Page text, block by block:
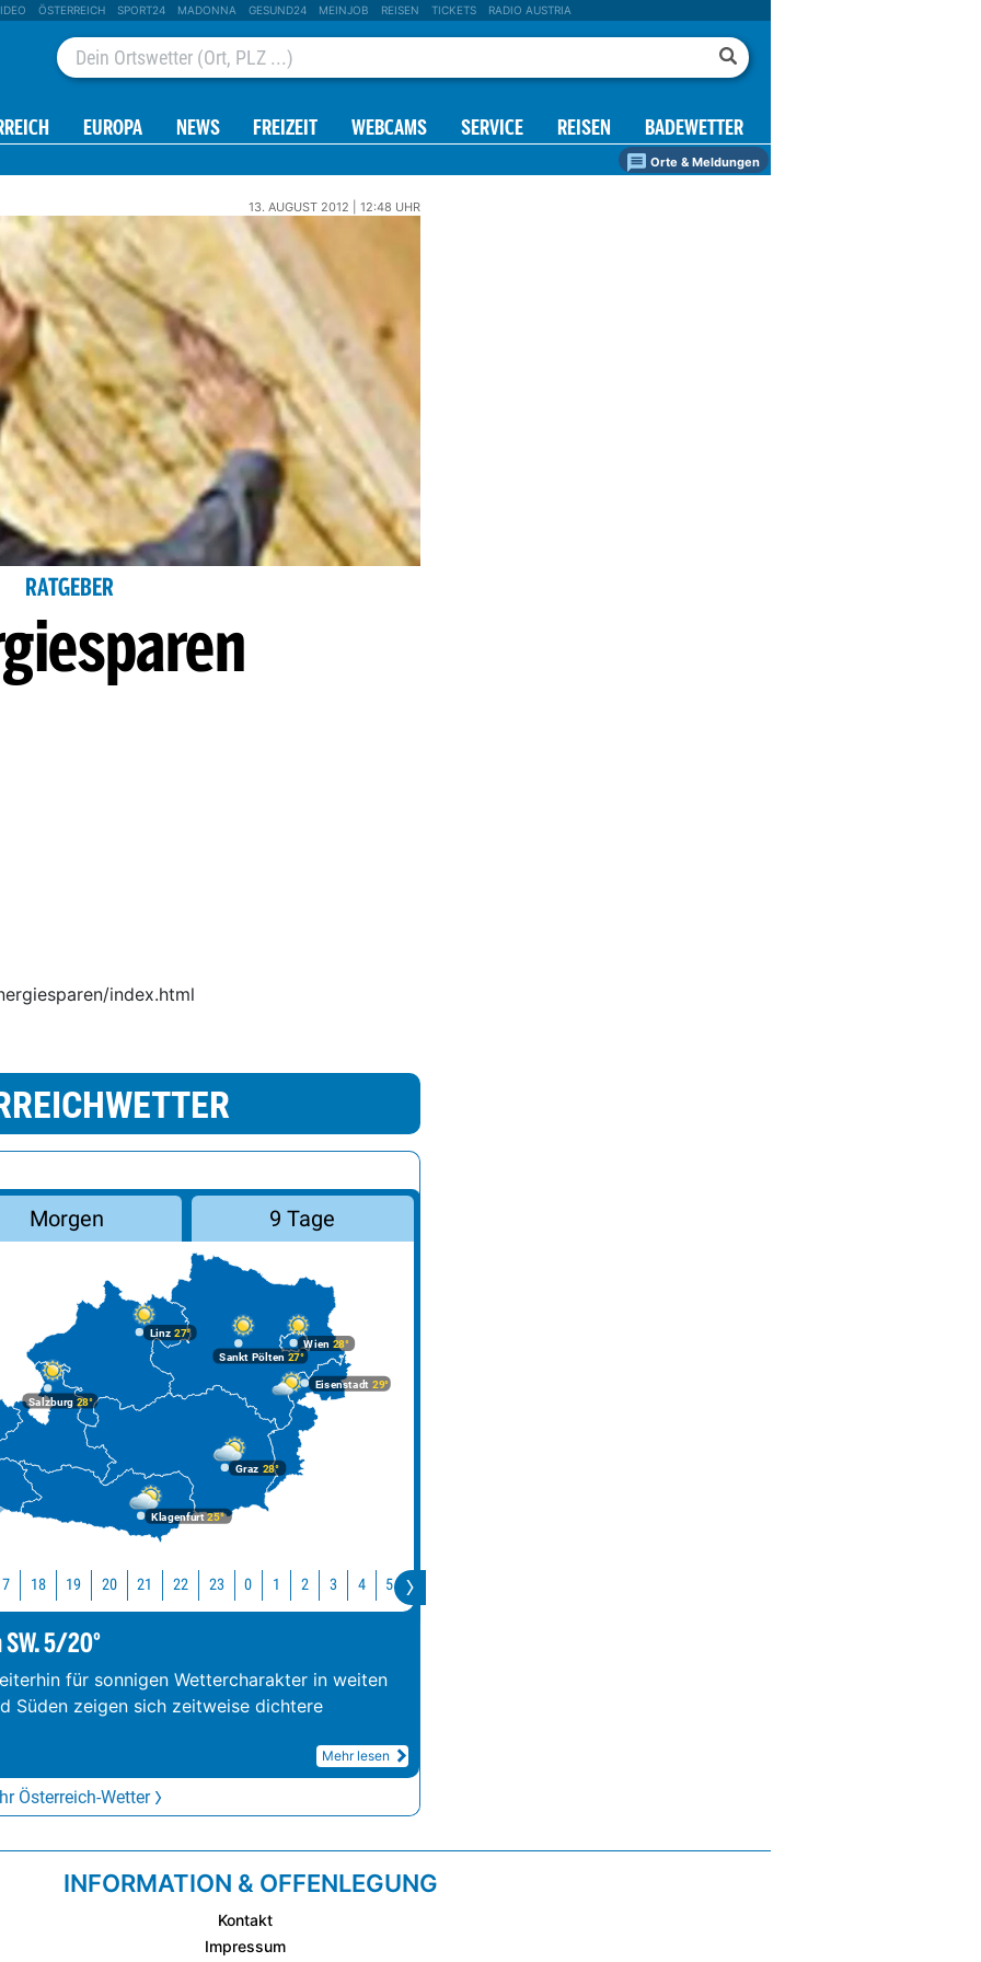
ÖSTERREICH SPORT24 MADONNA GESUND24 MEINJOB REISEN TICKETS RADIO AUSTRIA
EUROPA NEWS FREIZEIT WEBCAMS SERVICE REISEN BADEWETTER
Orte & Meldungen
13. AUGUST 2012 | 12:48 UHR
RATGEBER
index.html
Morgen 9 Tage
Graz 28°
Klagenfurt25°
Linz 27°
Salzburg28°
Wien 28°
Eisenstadt 29°
Sankt Pölten 27°
18 19 20 21 22 23 0 1 2 3 4 5
5/20°
für sonnigen Wettercharakter in weiten
Süden zeigen sich zeitweise dichtere
Mehr lesen
Österreich-Wetter
INFORMATION & OFFENLEGUNG
Kontakt
Impressum